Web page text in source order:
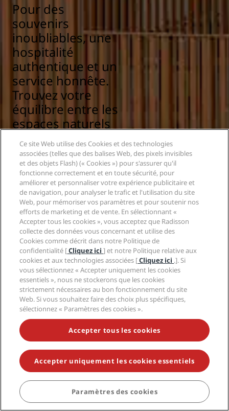
RÉSERVER
Pour des
souvenirs
inoubliables, une
hospitalité
authentique et un
service honnête.
Trouvez votre
équilibre entre les
espaces naturels
relaxants, les
détails bien
pensés et les
délices inattendus
de notre hôtel
résolument
scandinave en son
cœur.
EN SAVOIR PLUS
Destinations tendance
Amsterdam
Bangkok
Bangalore
Ce site Web utilise des Cookies et des technologies
associées (telles que des balises Web, des pixels invisibles
et des objets Flash) (« Cookies ») pour s'assurer qu'il
fonctionne correctement et en toute sécurité, pour
améliorer et personnaliser votre expérience publicitaire et
de navigation, pour analyser le trafic et l'utilisation du site
Web, pour mémoriser vos paramètres et pour soutenir nos
efforts de marketing et de vente. En sélectionnant «
Accepter tous les cookies », vous acceptez que Radisson
collecte des données vous concernant et utilise des
Cookies comme décrit dans notre Politique de
confidentialité [Cliquez ici] et notre Politique relative aux
cookies et aux technologies associées [Cliquez ici .]. Si
vous sélectionnez « Accepter uniquement les cookies
essentiels », nous ne stockerons que les cookies
strictement nécessaires au bon fonctionnement du site
Web. Si vous souhaitez faire des choix plus spécifiques,
sélectionnez « Paramètres des cookies ».
Accepter tous les cookies
Accepter uniquement les cookies essentiels
Paramètres des cookies